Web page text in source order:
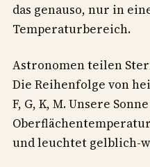
das genauso, nur in
Temperaturbereich.
Astronomen teilen
Die Reihenfolge von
F, G, K, M. Unsere
und leuchtet gelblich-